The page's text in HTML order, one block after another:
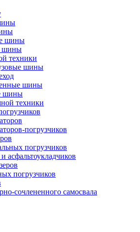
шины
шины
техники
шины
шины
шины
техники
погрузчиков
погрузчиков
асфальтоукладчиков
погрузчиков
сочлененного самосвала